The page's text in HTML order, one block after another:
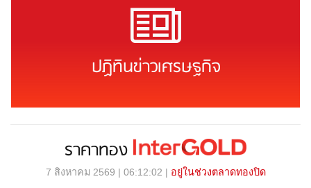
ปฏิทินข่าวเศรษฐกิจ
ราคาทอง
7 สิงหาคม 2569 | 06:12:02 | อยู่ในช่วงตลาดทองปิด